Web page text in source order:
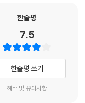
라고?
?
다고?
은?
가 발표한 4·3사건 희생
이 넘었다. 겨우 350명의
간인 학살은 군대와 육지
한 명령권자는 초대 대통
한줄평
7.5
한줄평 쓰기
혜택 및 유의사항